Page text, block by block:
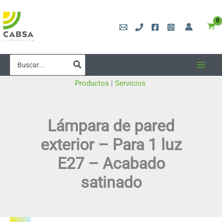
al
contenido
por:
Productos | Servicios
Lámpara de pared
exterior – Para 1 luz
E27 – Acabado
satinado